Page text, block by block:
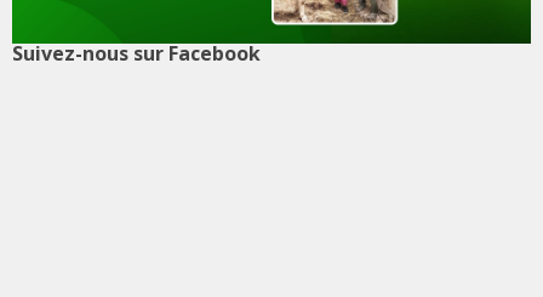
Suivez-nous sur Facebook